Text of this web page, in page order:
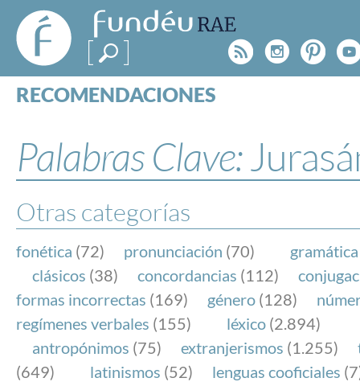
FundéuRAE
- Fundación
del Español
Urgente
Rss
RECOMENDACIONES
ESPECIALES
BLOG
NOTICIAS
SOBRE LA FUNDÉURAE
FundéuRAE es una fundación patrocinada por la
y la Real Academia Española, cuyo objetivo es
el buen uso del español en los medios de
Internet.
Palabras Clave:
Otras categorías
fonética (72) pronunciación (70) gramática
clásicos (38) concordancias (112)
formas incorrectas (169) género (128)
regímenes verbales (155) léxico (2.894)
antropónimos (75) extranjerismos (1.255)
(649)
latinismos (52) lenguas cooficiales